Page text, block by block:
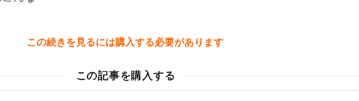
この続きを見るには購入する必要があります
この記事を購入する